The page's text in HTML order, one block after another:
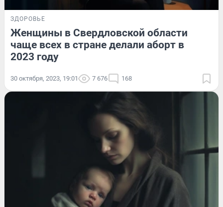
ЗДОРОВЬЕ
Женщины в Свердловской области
чаще всех в стране делали аборт в
2023 году
30 октября, 2023, 19:01 7 676 168